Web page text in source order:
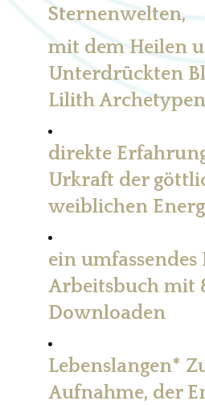
Sternenwelten,
mit dem Heilen
Unterdrückten
Lilith Archetypen
direkte
Urkraft der
weiblichen
ein umfassendes
Arbeitsbuch mit
Downloaden
Lebenslangen*
Aufnahme, der